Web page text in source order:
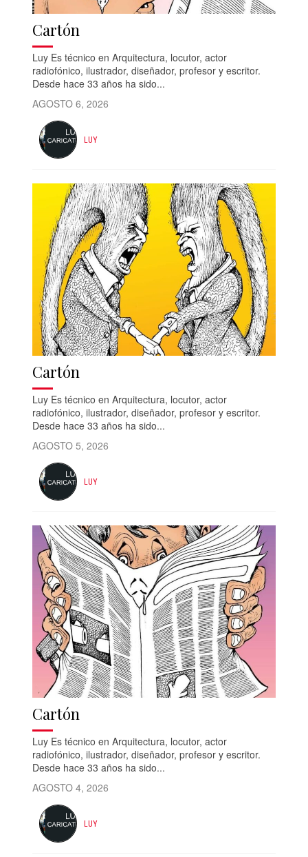
Cartón
Luy Es técnico en Arquitectura, locutor, actor
radiofónico, ilustrador, diseñador, profesor y escritor.
Desde hace 33 años ha sido...
AGOSTO 6, 2026
LUY
Cartón
Luy Es técnico en Arquitectura, locutor, actor
radiofónico, ilustrador, diseñador, profesor y escritor.
Desde hace 33 años ha sido...
AGOSTO 5, 2026
LUY
Cartón
Luy Es técnico en Arquitectura, locutor, actor
radiofónico, ilustrador, diseñador, profesor y escritor.
Desde hace 33 años ha sido...
AGOSTO 4, 2026
LUY